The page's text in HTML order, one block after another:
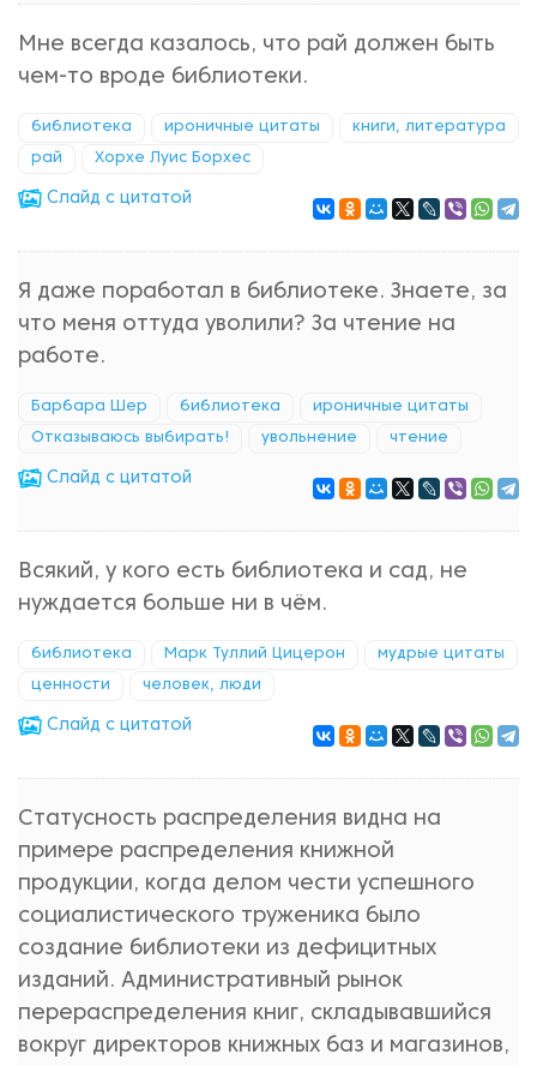
Мне всегда казалось, что рай должен быть
чем-то вроде библиотеки.
библиотека ироничные цитаты книги, литература
рай Хорхе Луис Борхес
Cлайд с цитатой
Я даже поработал в библиотеке. Знаете, за
что меня оттуда уволили? За чтение на
работе.
Барбара Шер библиотека ироничные цитаты
Отказываюсь выбирать! увольнение чтение
Cлайд с цитатой
Всякий, у кого есть библиотека и сад, не
нуждается больше ни в чём.
библиотека Марк Туллий Цицерон мудрые цитаты
ценности человек, люди
Cлайд с цитатой
Статусность распределения видна на
примере распределения книжной
продукции, когда делом чести успешного
социалистического труженика было
создание библиотеки из дефицитных
изданий. Административный рынок
перераспределения книг, складывавшийся
вокруг директоров книжных баз и магазинов,